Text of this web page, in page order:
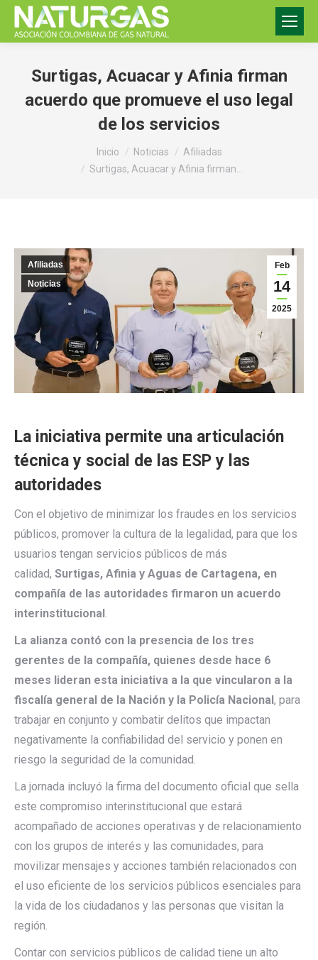
Surtigas, Acuacar y Afinia firman
acuerdo que promueve el uso legal
de los servicios
Inicio Noticias
Afiliadas
Surtigas, Acuacar y Afinia firman…
Feb
14
2025
Afiliadas
Noticias
La iniciativa permite una articulación
técnica y social de las ESP y las
autoridades
Con el objetivo de minimizar los fraudes en los servicios
públicos, promover la cultura de la legalidad, para que los
usuarios tengan servicios públicos de más
calidad, Surtigas, Afinia y Aguas de Cartagena, en
compañía de las autoridades firmaron un acuerdo
interinstitucional.
La alianza contó con la presencia de los tres
gerentes de la compañía, quienes desde hace 6
meses lideran esta iniciativa a la que vincularon a la
fiscalía general de la Nación y la Policía Nacional, para
trabajar en conjunto y combatir delitos que impactan
negativamente la confiabilidad del servicio y ponen en
riesgo la seguridad de la comunidad.
La jornada incluyó la firma del documento oficial que sella
este compromiso interinstitucional que estará
acompañado de acciones operativas y de relacionamiento
con los grupos de interés y las comunidades, para
movilizar mensajes y acciones también relacionados con
el uso eficiente de los servicios públicos esenciales para
la vida de los ciudadanos y las personas que visitan la
región.
Contar con servicios públicos de calidad tiene un alto